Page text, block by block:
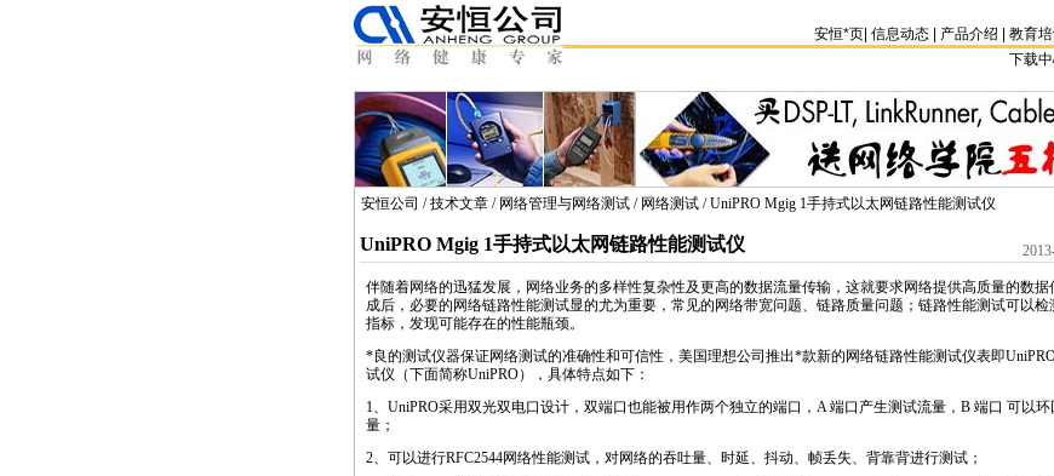
安恒*页 信息动态 产品介绍 教育培
下载中
安恒公司 /技术文章 / 网络管理与网络测试 / 网络测试 / UniPRO Mgig 1手持式以太网链路性能测试仪
UniPRO Mgig 1手持式以太网链路性能测试仪
伴随着网络的迅猛发展，网络业务的多样性复杂性及更高的数据流量传输，这就要求网络提供高质量的数
成后，必要的网络链路性能测试显的尤为重要，常见的网络带宽问题、链路质量问题；链路性能测试可以
指标，发现可能存在的性能瓶颈。
*良的测试仪器保证网络测试的准确性和可信性，美国理想公司推出*款新的网络链路性能测试仪表即
试仪（下面简称UniPRO），具体特点如下：
1、UniPRO采用双光双电口设计，双端口也能被用作两个独立的端口，A 端口产生测试流量，B 端口 可以
量；
2、可以进行RFC2544网络性能测试，对网络的吞吐量、时延、抖动、帧丢失、背靠背进行测试；